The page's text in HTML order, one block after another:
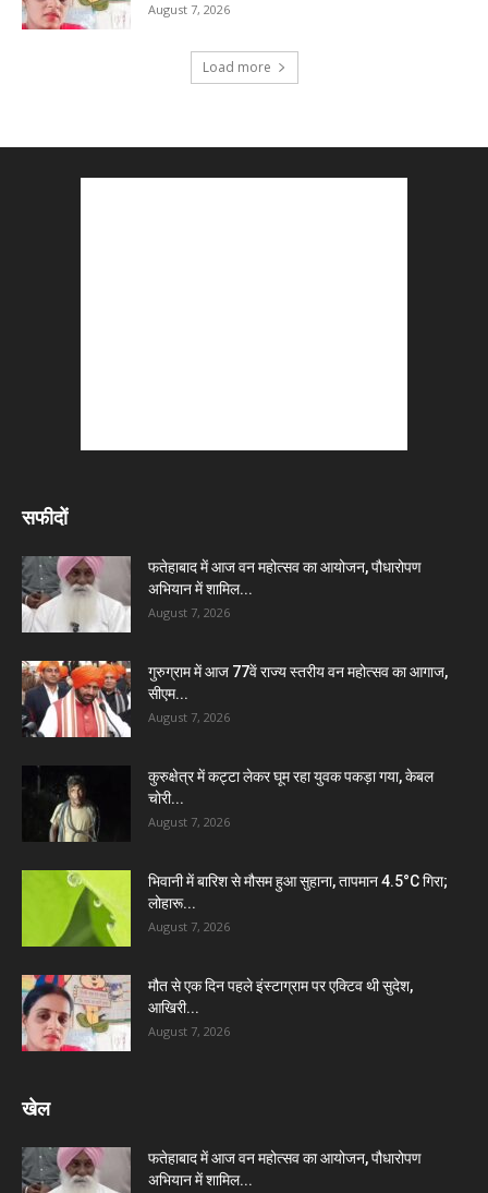
August 7, 2026
Load more
सफीदों
फतेहाबाद में आज वन महोत्सव का आयोजन, पौधारोपण
अभियान में शामिल...
August 7, 2026
गुरुग्राम में आज 77वें राज्य स्तरीय वन महोत्सव का आगाज,
सीएम...
August 7, 2026
कुरुक्षेत्र में कट्टा लेकर घूम रहा युवक पकड़ा गया, केबल
चोरी...
August 7, 2026
भिवानी में बारिश से मौसम हुआ सुहाना, तापमान 4.5°C गिरा;
लोहारू...
August 7, 2026
मौत से एक दिन पहले इंस्टाग्राम पर एक्टिव थी सुदेश,
आखिरी...
August 7, 2026
खेल
फतेहाबाद में आज वन महोत्सव का आयोजन, पौधारोपण
अभियान में शामिल...